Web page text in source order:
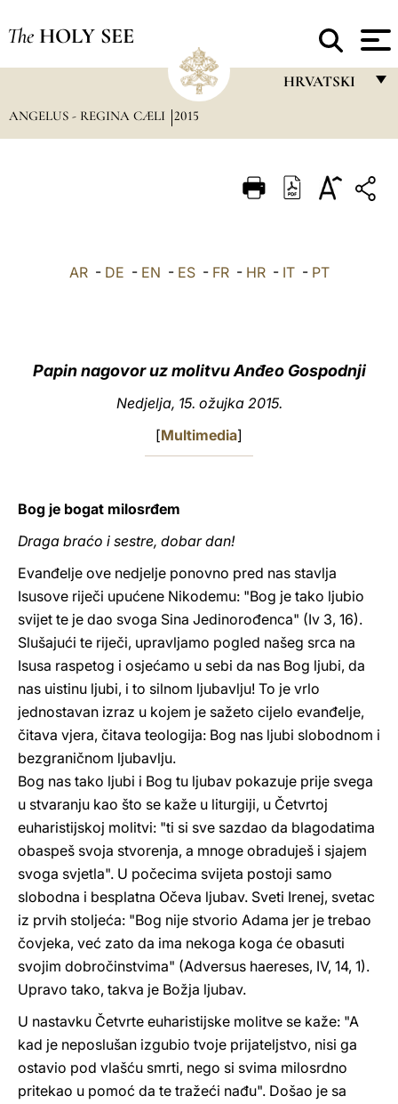
The HOLY SEE
HRVATSKI
ITALIANO
ANGELUS - REGINA CÆLI 2015
AR- DE - EN - ES- FR- HR- IT- PT
Papin nagovor uz molitvu Anđeo Gospodnji
Nedjelja, 15. ožujka 2015.
[Multimedia]
Bog je bogat milosrđem
Draga braćo i sestre, dobar dan!
Evanđelje ove nedjelje ponovno pred nas stavlja
Isusove riječi upućene Nikodemu: "Bog je tako ljubio
svijet te je dao svoga Sina Jedinorođenca" (Iv 3, 16).
Slušajući te riječi, upravljamo pogled našeg srca na
Isusa raspetog i osjećamo u sebi da nas Bog ljubi, da
nas uistinu ljubi, i to silnom ljubavlju! To je vrlo
jednostavan izraz u kojem je sažeto cijelo evanđelje,
čitava vjera, čitava teologija: Bog nas ljubi slobodnom i
bezgraničnom ljubavlju.
Bog nas tako ljubi i Bog tu ljubav pokazuje prije svega
u stvaranju kao što se kaže u liturgiji, u Četvrtoj
euharistijskoj molitvi: "ti si sve sazdao da blagodatima
obaspeš svoja stvorenja, a mnoge obraduješ i sjajem
svoga svjetla". U počecima svijeta postoji samo
slobodna i besplatna Očeva ljubav. Sveti Irenej, svetac
iz prvih stoljeća: "Bog nije stvorio Adama jer je trebao
čovjeka, već zato da ima nekoga koga će obasuti
svojim dobročinstvima" (Adversus haereses, IV, 14, 1).
Upravo tako, takva je Božja ljubav.
U nastavku Četvrte euharistijske molitve se kaže: "A
kad je neposlušan izgubio tvoje prijateljstvo, nisi ga
ostavio pod vlašću smrti, nego si svima milosrdno
pritekao u pomoć da te tražeći nađu". Došao je sa